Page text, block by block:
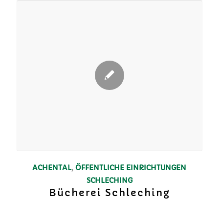
ACHENTAL,ÖFFENTLICHE EINRICHTUNGEN
SCHLECHING
Bücherei Schleching